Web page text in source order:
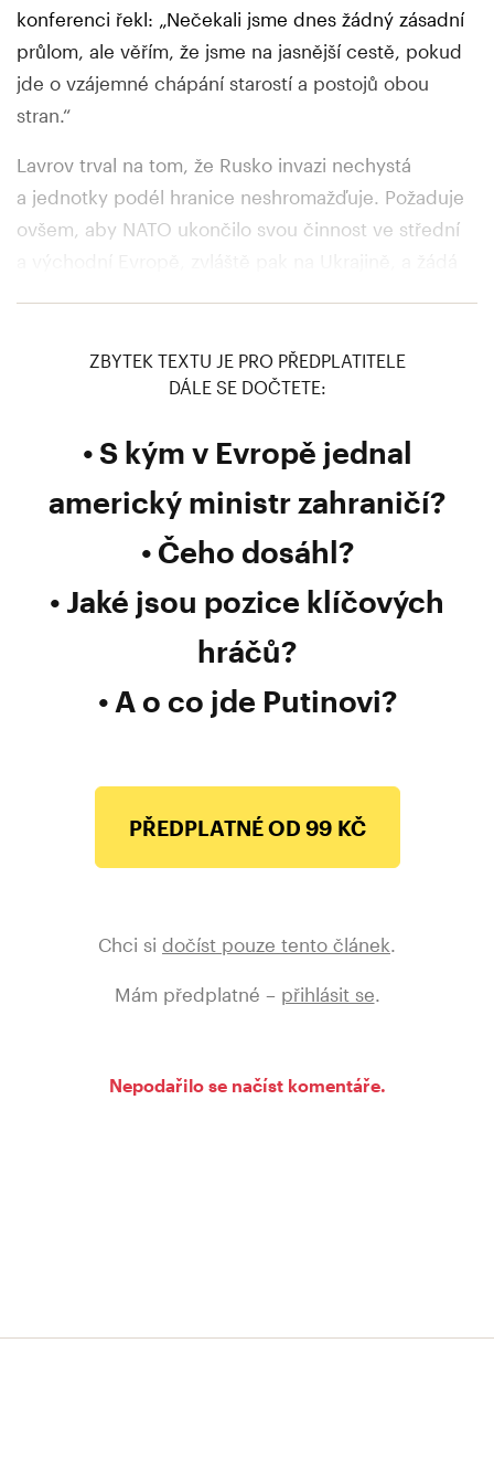
konferenci řekl: „Nečekali jsme dnes žádný zásadní
průlom, ale věřím, že jsme na jasnější cestě, pokud
jde o vzájemné chápání starostí a postojů obou
stran.“
Lavrov trval na tom, že Rusko invazi nechystá
a jednotky podél hranice neshromažďuje. Požaduje
ovšem, aby NATO ukončilo svou činnost ve střední
ZBYTEK TEXTU JE PRO PŘEDPLATITELE
DÁLE SE DOČTETE:
S kým v Evropě jednal
americký ministr zahraničí?
Čeho dosáhl?
Jaké jsou pozice klíčových
hráčů?
A o co jde Putinovi?
PŘEDPLATNÉ OD 99 KČ
Chci si dočíst pouze tento článek.
Mám předplatné – přihlásit se.
Nepodařilo se načíst komentáře.